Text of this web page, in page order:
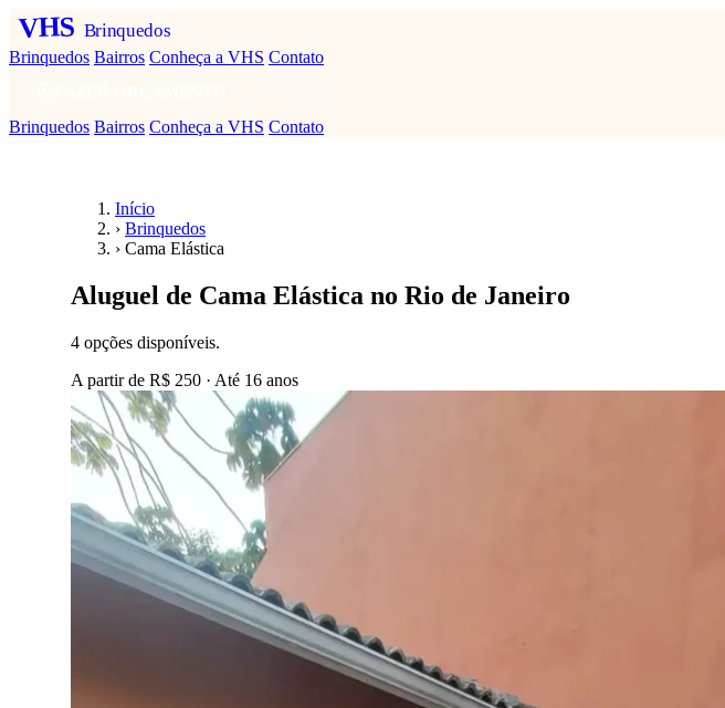
VHS Brinquedos
Brinquedos Bairros Conheça a VHS Contato
Brinquedos Bairros Conheça a VHS Contato
Início
› Brinquedos
› Cama Elástica
Aluguel de Cama Elástica no Rio de Janeiro
4 opções disponíveis.
A partir de R$ 250 · Até 16 anos